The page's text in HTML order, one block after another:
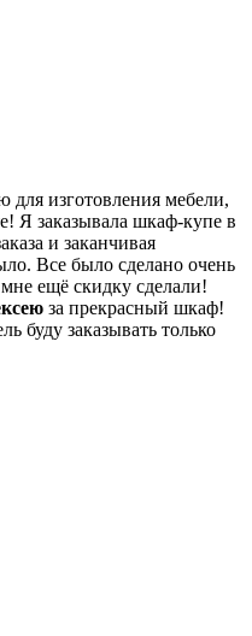
изготовления мебели,
Я заказывала шкаф-купе в
и заканчивая
Все было сделано очень
ещё скидку сделали!
за прекрасный шкаф!
буду заказывать только